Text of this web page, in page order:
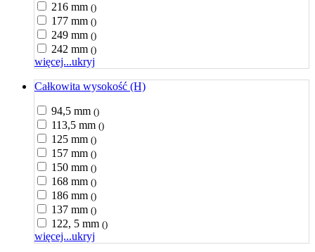
216 mm ()
177 mm ()
249 mm ()
242 mm ()
więcej...ukryj
Całkowita wysokość (H)
94,5 mm ()
113,5 mm ()
125 mm ()
157 mm ()
150 mm ()
168 mm ()
186 mm ()
137 mm ()
122, 5 mm ()
więcej...ukryj